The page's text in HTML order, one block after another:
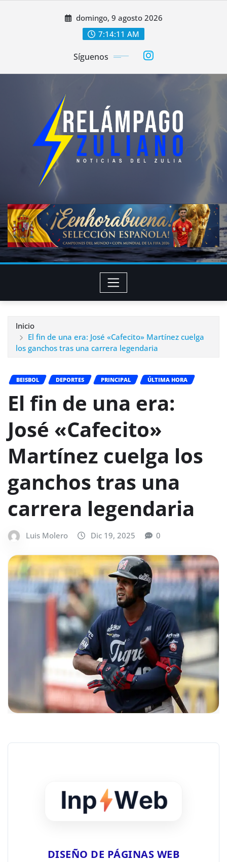
domingo, 9 agosto 2026
7:14:14 AM
Síguenos
Inicio
El fin de una era: José «Cafecito» Martínez cuelga
los ganchos tras una carrera legendaria
BEISBOL DEPORTES PRINCIPAL ÚLTIMA HORA
El fin de una era:
José «Cafecito»
Martínez cuelga los
ganchos tras una
carrera legendaria
Luis Molero Dic 19, 2025 0
DISEÑO DE PÁGINAS WEB